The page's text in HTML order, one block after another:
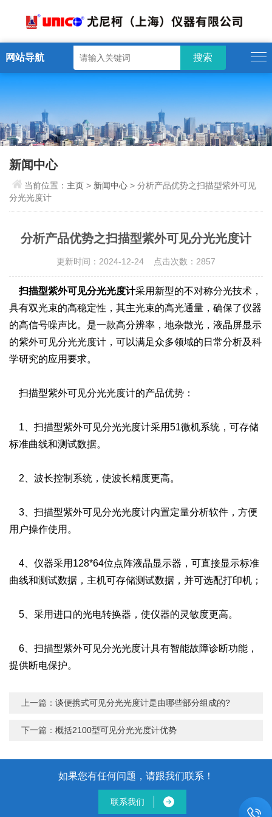
网站导航
新闻中心
当前位置： 主页 > 新闻中心 > 分析产品优势之扫描型紫外可见
分光光度计
分析产品优势之扫描型紫外可见分光光度计
更新时间：2024-12-24 点击次数：2857
扫描型紫外可见分光光度计采用新型的不对称分光技术，
具有双光束的高稳定性，其主光束的高光通量，确保了仪器
的高信号噪声比。是一款高分辨率，地杂散光，液晶屏显示
的紫外可见分光光度计，可以满足众多领域的日常分析及科
学研究的应用要求。
扫描型紫外可见分光光度计的产品优势：
1、扫描型紫外可见分光光度计采用51微机系统，可存储
标准曲线和测试数据。
2、波长控制系统，使波长精度更高。
3、扫描型紫外可见分光光度计内置定量分析软件，方便
用户操作使用。
4、仪器采用128*64位点阵液晶显示器，可直接显示标准
曲线和测试数据，主机可存储测试数据，并可选配打印机；
5、采用进口的光电转换器，使仪器的灵敏度更高。
6、扫描型紫外可见分光光度计具有智能故障诊断功能，
提供断电保护。
上一篇：谈便携式可见分光光度计是由哪些部分组成的?
下一篇：概括2100型可见分光光度计优势
如果您有任何问题，请跟我们联系！
联系我们